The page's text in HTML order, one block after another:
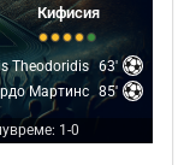
Кифисия
Theodoridis 63'
Мартинс 85'
1-0